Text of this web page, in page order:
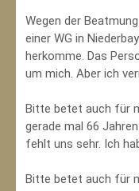
Wegen der
einer WG in
herkomme. Das
um mich. Aber ich
Bitte betet auch für
gerade mal 66
fehlt uns sehr. Ich
Bitte betet auch für